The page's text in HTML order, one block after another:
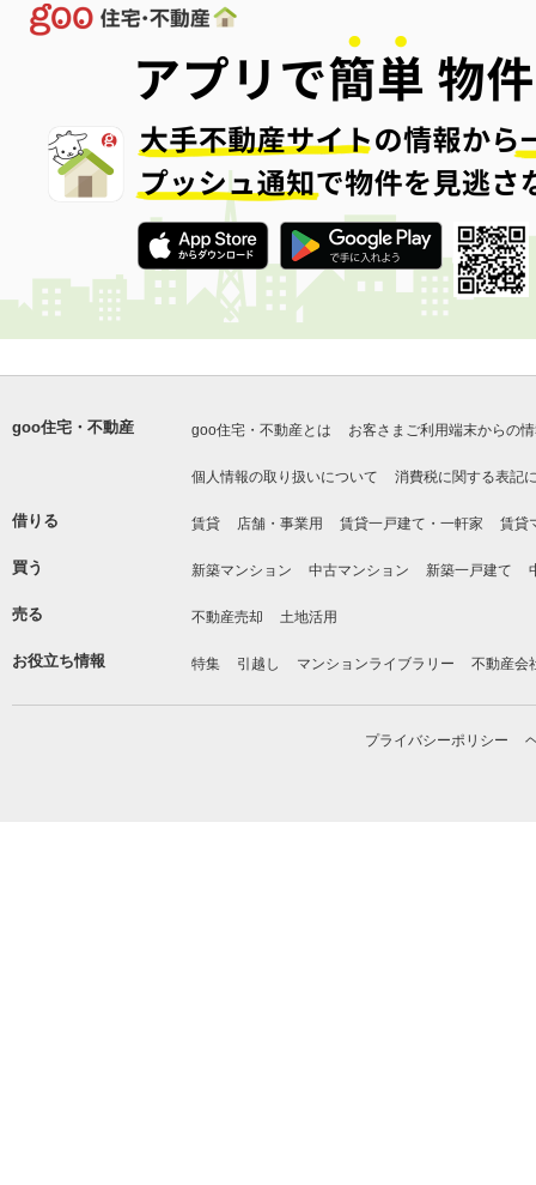
goo住宅・不動産 goo住宅・不動産とは お客さまご利用端末からの
個人情報の取り扱いについて 消費税に関する表記
借りる 賃貸 店舗・事業用 賃貸一戸建て・一軒家 賃貸
買う 新築マンション 中古マンション 新築一戸建て
売る 不動産売却 土地活用
お役立ち情報 特集 引越し マンションライブラリー 不動産会
プライバシーポリシー